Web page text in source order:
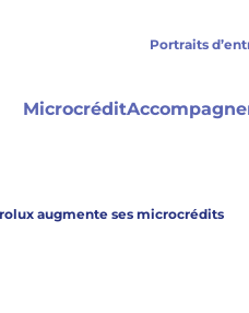
Portraits
Microcrédit
augmente ses microcrédits